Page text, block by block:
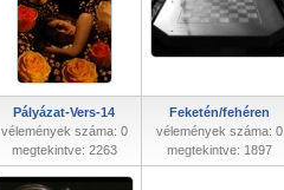
Pályázat-Vers-14
vélemények száma: 0
megtekintve: 2263
Feketén/fehéren
vélemények száma: 0
megtekintve: 1897